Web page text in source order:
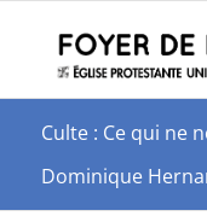
Culte : Ce qui ne
Dominique